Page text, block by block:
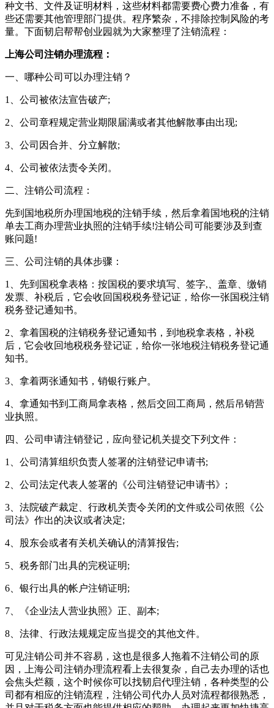
种文书、文件及证明材料，这些材料都需要费心费力准备，有
些还需要其他管理部门提供。程序繁杂，不排除控制风险的考
量。下面韧启帮帮创业园就为大家整理了注销流程：
上海公司注销办理流程：
一、哪种公司可以办理注销？
1、公司被依法宣告破产;
2、公司章程规定营业期限届满或者其他解散事由出现;
3、公司因合并、分立解散;
4、公司被依法责令关闭。
二、注销公司流程：
先到国地税所办理国地税的注销手续，然后拿着国地税的注销
单去工商办理营业执照的注销手续!注销公司可能要涉及到查
账问题!
三、公司注销的具体步骤：
1、先到国税拿表格：按国税的要求填写、签字,、盖章、缴销
发票、补税后，它会收回国税税务登记证，给你一张国税注销
税务登记通知书。
2、拿着国税的注销税务登记通知书，到地税拿表格，补税
后，它会收回地税税务登记证，给你一张地税注销税务登记通
知书。
3、拿着两张通知书，销银行账户。
4、拿通知书到工商局拿表格，然后交回工商局，然后吊销营
业执照。
四、公司申请注销登记，应向登记机关提交下列文件：
1、公司清算组织负责人签署的注销登记申请书;
2、公司法定代表人签署的《公司注销登记申请书》;
3、法院破产裁定、行政机关责令关闭的文件或公司依照《公
司法》作出的决议或者决定;
4、股东会或者有关机关确认的清算报告;
5、税务部门出具的完税证明;
6、银行出具的帐户注销证明;
7、《企业法人营业执照》正、副本;
8、法律、行政法规规定应当提交的其他文件。
可见注销公司并不容易，这也是很多人拖着不注销公司的原
因，上海公司注销办理流程看上去很复杂，自己去办理的话也
会焦头烂额，这个时候你可以找韧启代理注销，各种类型的公
司都有相应的注销流程，注销公司代办人员对流程都很熟悉，